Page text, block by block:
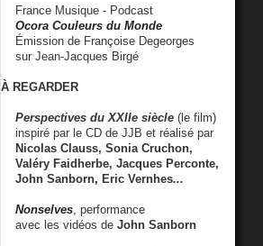
France Musique - Podcast
Ocora Couleurs du Monde
Émission de Françoise Degeorges
sur Jean-Jacques Birgé
À REGARDER
Perspectives du XXIIe siècle (le film)
inspiré par le CD de JJB et réalisé par
Nicolas Clauss, Sonia Cruchon,
Valéry Faidherbe, Jacques Perconte,
John Sanborn, Eric Vernhes...
Nonselves , performance
avec les vidéos de John Sanborn